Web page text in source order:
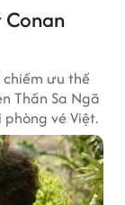
ưu thế
Thần Sa Ngã
vé Việt.